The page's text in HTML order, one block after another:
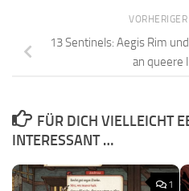
13 Sentinels: Aegis Rim
an queere
FÜR DICH VIELLEICHT
INTERESSANT …
1